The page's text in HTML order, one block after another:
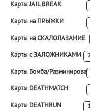
Карты JAIL BREAK
Карты на ПРЫЖКИ
Карты на СКАЛОЛАЗАНИЕ
Карты с ЗАЛОЖНИКАМИ
Карты Бомба/
Карты DEATHMATCH
Карты DEATHRUN